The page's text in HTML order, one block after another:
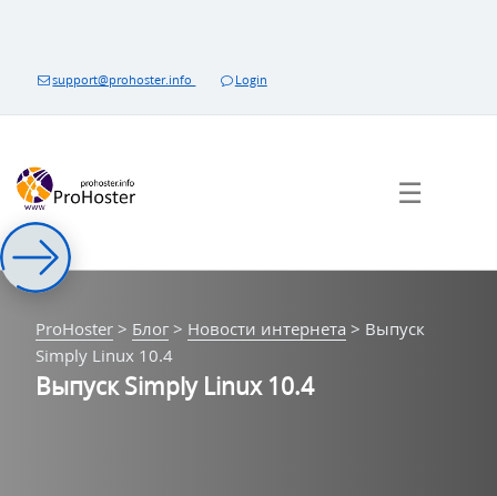
support@prohoster.info Login
☰
ProHoster > Блог > Новости интернета > Выпуск
Simply Linux 10.4
Выпуск Simply Linux 10.4